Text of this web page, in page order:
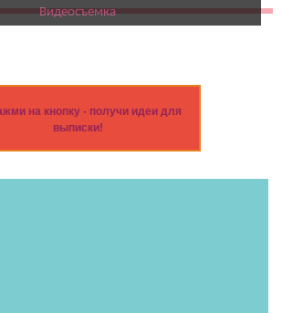
Видеосъемка
на кнопку - получи идеи для
выписки!